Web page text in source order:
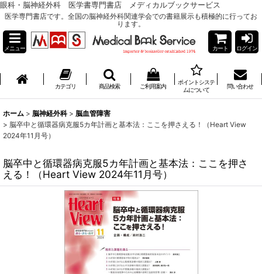
眼科・脳神経外科 医学書専門書店 メディカルブックサービス
医学専門書店です。全国の脳神経外科関連学会での書籍展示も積極的に行ってお
ります。
メニュー カート ログイン
カテゴリ 商品検索 ご利用案内
ポイントシステ
ムについて
問い合わせ
ホーム > 脳神経外科 > 脳血管障害
> 脳卒中と循環器病克服5カ年計画と基本法：ここを押さえる！（Heart View
2024年11月号）
脳卒中と循環器病克服5カ年計画と基本法：ここを押さ
える！（Heart View 2024年11月号）